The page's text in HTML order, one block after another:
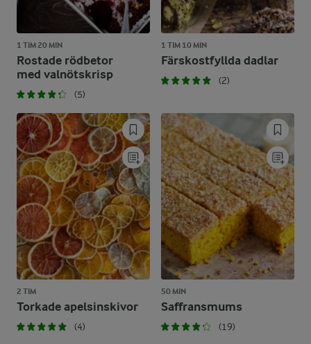
1 TIM 20 MIN
Rostade rödbetor
med valnötskrisp
(5)
1 TIM 10 MIN
Färskostfyllda dadlar
(2)
2 TIM
Torkade apelsinskivor
(4)
50 MIN
Saffransmums
(19)